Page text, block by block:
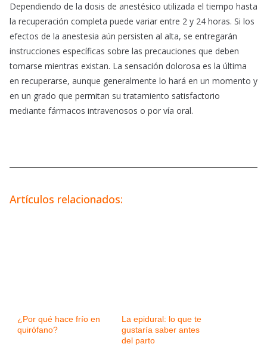
Dependiendo de la dosis de anestésico utilizada el tiempo hasta
la recuperación completa puede variar entre 2 y 24 horas. Si los
efectos de la anestesia aún persisten al alta, se entregarán
instrucciones específicas sobre las precauciones que deben
tomarse mientras existan. La sensación dolorosa es la última
en recuperarse, aunque generalmente lo hará en un momento y
en un grado que permitan su tratamiento satisfactorio
mediante fármacos intravenosos o por vía oral.
Artículos relacionados:
¿Por qué hace frío en
quirófano?
La epidural: lo que te
gustaría saber antes
del parto